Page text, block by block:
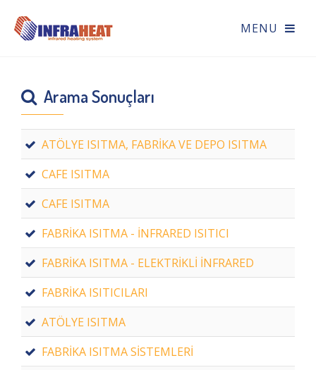
Arama Sonuçları
ATÖLYE ISITMA, FABRİKA VE DEPO ISITMA
CAFE ISITMA
CAFE ISITMA
FABRİKA ISITMA - İNFRARED ISITICI
FABRİKA ISITMA - ELEKTRİKLİ İNFRARED
FABRİKA ISITICILARI
ATÖLYE ISITMA
FABRİKA ISITMA SİSTEMLERİ